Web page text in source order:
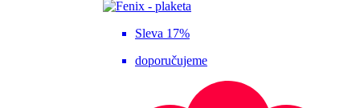
Sleva 17%
doporučujeme